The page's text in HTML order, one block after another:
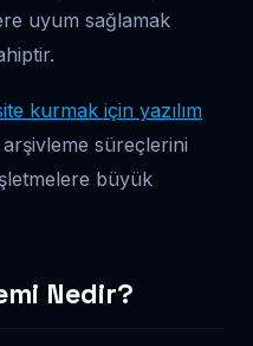
uyum sağlamak
kurmak için yazılım
süreçlerini
büyük
Nedir?